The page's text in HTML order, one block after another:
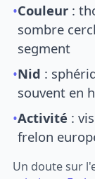
•Couleur :
sombre
segment
•Nid :
souvent en
•Activité :
frelon
Un doute sur